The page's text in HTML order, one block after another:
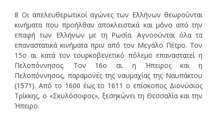
8 Οι απελευθερωτικοί αγώνες των Ελλήνων θεωρούνται
κινήματα που προήλθαν αποκλειστικά και μόνο από την
επαφή των Ελλήνων με τη Ρωσία. Αγνοούνται όλα τα
επαναστατικά κινήματα πριν από τον Μεγάλο Πέτρο. Τον
15ο αι. κατά τον τουρκοβενετικό πόλεμο επαναστατεί η
Πελοπόννησος. Τον 16ο αι. η Ήπειρος και η
Πελοπόννησος, παραμονές της ναυμαχίας της Ναυπάκτου
(1571). Από το 1600 έως το 1611 ο επίσκοπος Διονύσιος
Τρίκκης, ο «Σκυλόσοφος», ξεσηκώνει τη Θεσσαλία και την
Ήπειρο.